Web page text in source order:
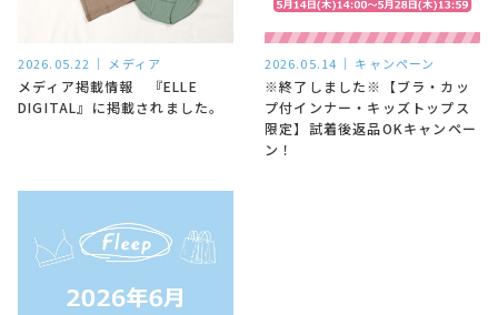
2026.05.22 メディア
メディア掲載情報 『ELLE
DIGITAL』に掲載されました。
2026.05.14 キャンペーン
※終了しました※【ブラ・カッ
プ付インナー・キッズトップス
限定】試着後返品OKキャンペー
ン！